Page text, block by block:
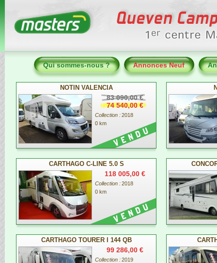
Qui sommes-nous ? Annonces Neuf
NOTIN VALENCIA
83 090,00 €
74 540,00 €
Collection :2018
0 km
CARTHAGO C-LINE 5.0 S
118 005,00 €
Collection :2018
0 km
CARTHAGO TOURER I 144 QB
99 286,00 €
Collection :2019